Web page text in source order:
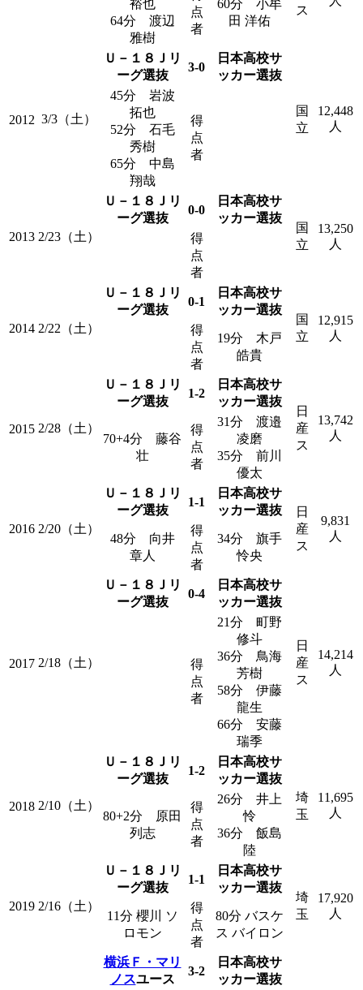
ス
裕也
64分 渡辺
雅樹
点
者
60分 小牟
田 洋佑
2012 3/3（土）
Ｕ－１８Ｊリ
ーグ選抜
3-0
日本高校サ
ッカー選抜
国
立
12,448
人
45分 岩波
拓也
52分 石毛
秀樹
65分 中島
翔哉
得
点
者
2013 2/23（土）
Ｕ－１８Ｊリ
ーグ選抜
0-0
日本高校サ
ッカー選抜
国
立
13,250
人
得
点
者
2014 2/22（土）
Ｕ－１８Ｊリ
ーグ選抜
0-1
日本高校サ
ッカー選抜
国
立
12,915
人
得
点
者
19分 木戸
皓貴
2015 2/28（土）
Ｕ－１８Ｊリ
ーグ選抜
1-2
日本高校サ
ッカー選抜
日
産
ス
13,742
人
70+4分 藤谷
壮
得
点
者
31分 渡邉
凌磨
35分 前川
優太
2016 2/20（土）
Ｕ－１８Ｊリ
ーグ選抜
1-1
日本高校サ
ッカー選抜
日
産
ス
9,831
人
48分 向井
章人
得
点
者
34分 旗手
怜央
2017 2/18（土）
Ｕ－１８Ｊリ
ーグ選抜
0-4
日本高校サ
ッカー選抜
日
産
ス
14,214
人
得
点
者
21分 町野
修斗
36分 鳥海
芳樹
58分 伊藤
龍生
66分 安藤
瑞季
2018 2/10（土）
Ｕ－１８Ｊリ
ーグ選抜
1-2
日本高校サ
ッカー選抜
埼
玉
11,695
人
80+2分 原田
列志
得
点
者
26分 井上
怜
36分 飯島
陸
2019 2/16（土）
Ｕ－１８Ｊリ
ーグ選抜
1-1
日本高校サ
ッカー選抜
埼
玉
17,920
人
11分 櫻川 ソ
ロモン
得
点
者
80分 バスケ
ス バイロン
横浜Ｆ・マリ
ノスユース
3-2
日本高校サ
ッカー選抜